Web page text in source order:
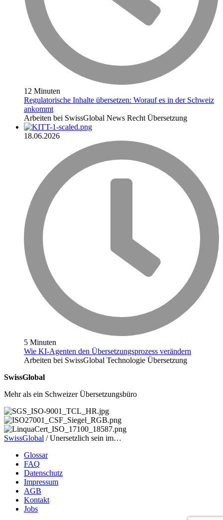
12 Minuten
Regulatorische Inhalte übersetzen: Worauf es in der Schweiz
ankommt
Arbeiten bei SwissGlobal News Recht Übersetzung
18.06.2026
5 Minuten
Wie KI-Agenten den Übersetzungsprozess verändern
Arbeiten bei SwissGlobal Technologie Übersetzung
SwissGlobal
Mehr als ein Schweizer Übersetzungsbüro
SwissGlobal /Unersetzlich sein im…
Glossar
FAQ
Datenschutz
Impressum
AGB
Kontakt
Jobs